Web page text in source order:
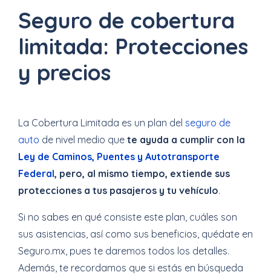
Gastos
Médicos
Mayores
Noticias
Seguro de cobertura
limitada: Protecciones
y precios
La Cobertura Limitada es un plan del seguro de
auto de nivel medio que te ayuda a cumplir con la
Ley de Caminos, Puentes y Autotransporte
Federal, pero, al mismo tiempo, extiende sus
protecciones a tus pasajeros y tu vehículo.
Si no sabes en qué consiste este plan, cuáles son
sus asistencias, así como sus beneficios, quédate en
Seguro.mx, pues te daremos todos los detalles.
Además, te recordamos que si estás en búsqueda